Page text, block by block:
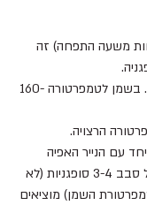
משעה התפחה) זה
מחממים סיר נמוך ורחב. בשמן לטמפרטורה 160-
הרצויה.
עם הנייר האפיה
לשמן החם מכניסים בכל סבב 3-4 סופגניות (לא
השמן) מוציאים